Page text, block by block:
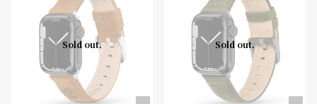
Sold out. Sold out.